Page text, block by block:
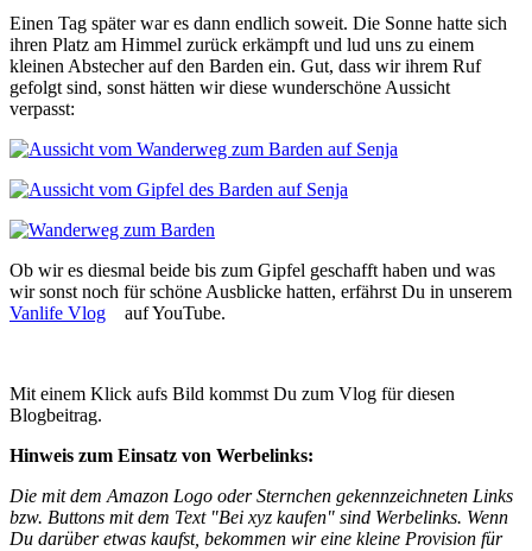
Einen Tag später war es dann endlich soweit. Die Sonne hatte sich
ihren Platz am Himmel zurück erkämpft und lud uns zu einem
kleinen Abstecher auf den Barden ein. Gut, dass wir ihrem Ruf
gefolgt sind, sonst hätten wir diese wunderschöne Aussicht
verpasst:
Ob wir es diesmal beide bis zum Gipfel geschafft haben und was
wir sonst noch für schöne Ausblicke hatten, erfährst Du in unserem
Vanlife Vlog
auf YouTube.
Mit einem Klick aufs Bild kommst Du zum Vlog für diesen
Blogbeitrag.
Hinweis zum Einsatz von Werbelinks:
Die mit dem Amazon Logo oder Sternchen gekennzeichneten Links
bzw. Buttons mit dem Text "Bei xyz kaufen" sind Werbelinks. Wenn
Du darüber etwas kaufst, bekommen wir eine kleine Provision für